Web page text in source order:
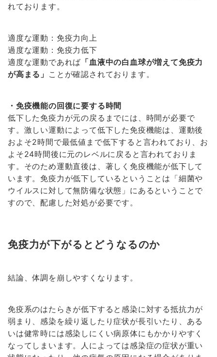
れております。
適度な運動：免疫力向上
過度な運動：免疫力低下
適度な運動であれば 「血液中の白血球が増えて免疫力
が高まる」 ことが確認されております。
・免疫機能の回復に要する時間
低下した免疫力が元の戻るまでには、時間が必要で
す。激しい運動によって低下した免疫機能は、運動後
およそ2時間で最低値まで低下すると言われており、お
よそ24時間後に元のレベルに戻ると言われておりま
す。そのため運動直後は、著しく免疫機能が低下して
います。免疫力が低下しているということは「細菌や
ウイルスに対して無防備な状態」にあるということで
すので、配慮した対処が必要です。
免疫力が下がるとどうなるのか
結論、体調を崩しやすくなります。
免疫系のはたらきが低下すると感染に対する抵抗力が
弱まり、感染を繰り返したり症状が長引いたり、ある
いは健常時には感染しにくい病原体にもかかりやすく
なってしまいます。人によっては感染症の症状が重い